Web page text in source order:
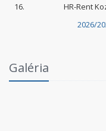
2026/
16.
HR-Rent
Galéria
Fórumban
2026.06.03.